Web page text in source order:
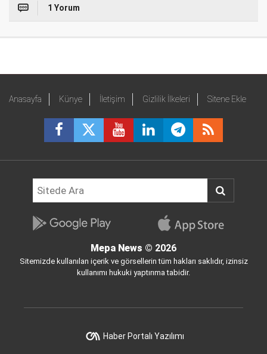
1 Yorum
Anasayfa Künye İletişim Gizlilik İlkeleri Sitene Ekle
Mepa News © 2026
Sitemizde kullanılan içerik ve görsellerin tüm hakları saklıdır, izinsiz
kullanımı hukuki yaptırıma tabidir.
Haber Portalı Yazılımı